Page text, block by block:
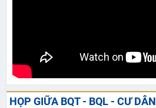
HỌP GIỮA BQT - BQL - CƯ DÂN